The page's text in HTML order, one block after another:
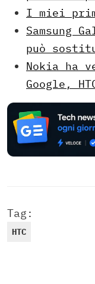
I miei
Samsung
può
Nokia ha
Google,
Tag:
HTC